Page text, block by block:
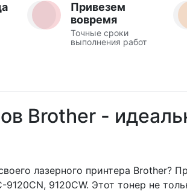
Привезем
вовремя
Точные сроки
выполнения работ
Brother -
лазерного принтера Brother?
9120CW. Этот тонер не